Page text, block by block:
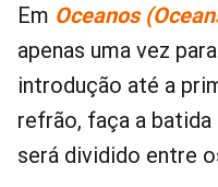
Em Oceanos
apenas uma vez
introdução até a
refrão, faça a
será dividido entre